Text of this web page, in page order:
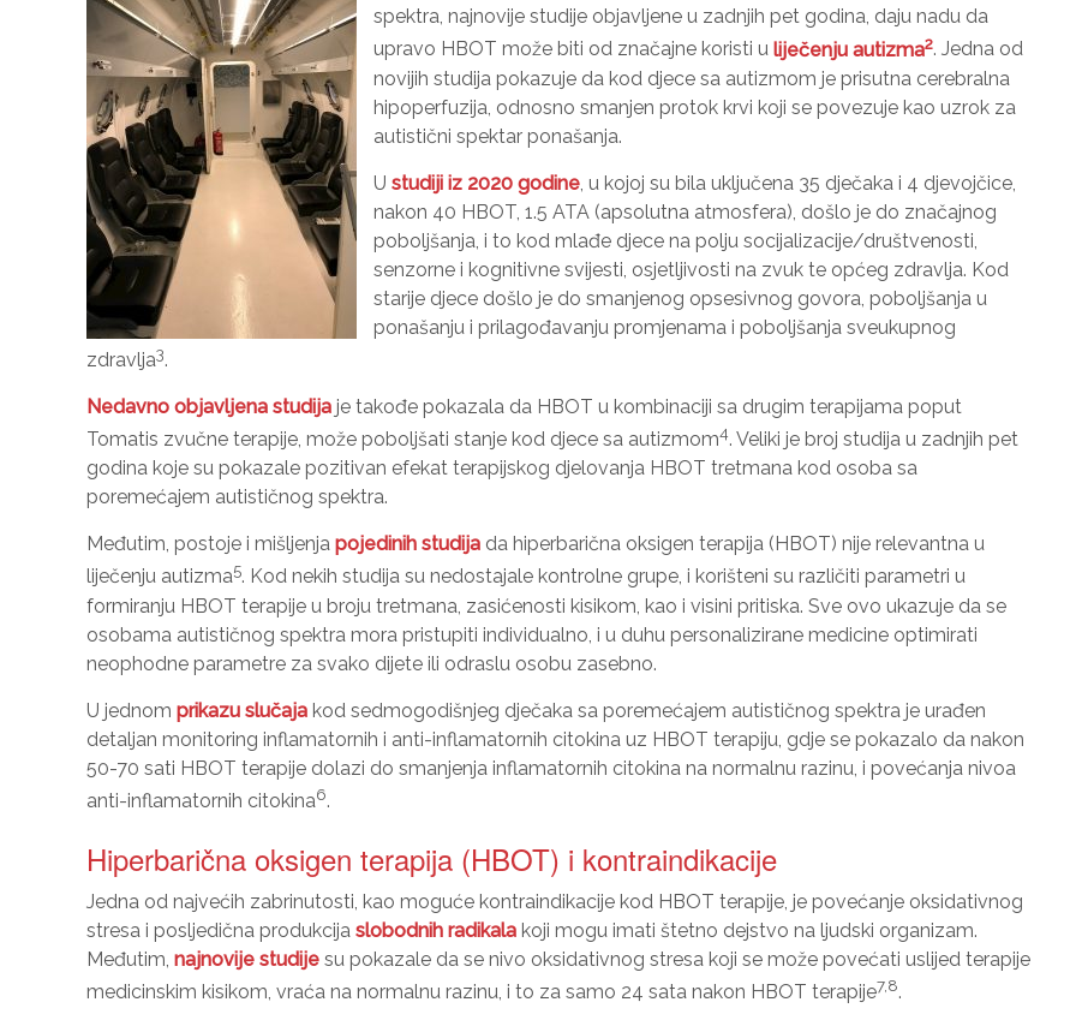
spektra, najnovije studije objavljene u zadnjih pet godina, daju nadu da
upravo HBOT može biti od značajne koristi u liječenju autizma2. Jedna od
novijih studija pokazuje da kod djece sa autizmom je prisutna cerebralna
hipoperfuzija, odnosno smanjen protok krvi koji se povezuje kao uzrok za
autistični spektar ponašanja.
U studiji iz 2020 godine , u kojoj su bila uključena 35 dječaka i 4 djevojčice,
nakon 40 HBOT, 1.5 ATA (apsolutna atmosfera), došlo je do značajnog
poboljšanja, i to kod mlađe djece na polju socijalizacije/društvenosti,
senzorne i kognitivne svijesti, osjetljivosti na zvuk te općeg zdravlja. Kod
starije djece došlo je do smanjenog opsesivnog govora, poboljšanja u
ponašanju i prilagođavanju promjenama i poboljšanja sveukupnog
zdravlja3.
Nedavno objavljena studija je takođe pokazala da HBOT u kombinaciji sa drugim terapijama poput
Tomatis zvučne terapije, može poboljšati stanje kod djece sa autizmom4. Veliki je broj studija u zadnjih pet
godina koje su pokazale pozitivan efekat terapijskog djelovanja HBOT tretmana kod osoba sa
poremećajem autističnog spektra.
Međutim, postoje i mišljenja pojedinih studija da hiperbarična oksigen terapija (HBOT) nije relevantna u
liječenju autizma5. Kod nekih studija su nedostajale kontrolne grupe, i korišteni su različiti parametri u
formiranju HBOT terapije u broju tretmana, zasićenosti kisikom, kao i visini pritiska. Sve ovo ukazuje da se
osobama autističnog spektra mora pristupiti individualno, i u duhu personalizirane medicine optimirati
neophodne parametre za svako dijete ili odraslu osobu zasebno.
U jednom prikazu slučaja kod sedmogodišnjeg dječaka sa poremećajem autističnog spektra je urađen
detaljan monitoring inflamatornih i anti-inflamatornih citokina uz HBOT terapiju, gdje se pokazalo da nakon
50-70 sati HBOT terapije dolazi do smanjenja inflamatornih citokina na normalnu razinu, i povećanja nivoa
anti-inflamatornih citokina6.
Hiperbarična oksigen terapija (HBOT) i kontraindikacije
Jedna od najvećih zabrinutosti, kao moguće kontraindikacije kod HBOT terapije, je povećanje oksidativnog
stresa i posljedična produkcija slobodnih radikala koji mogu imati štetno dejstvo na ljudski organizam.
Međutim, najnovije studije su pokazale da se nivo oksidativnog stresa koji se može povećati uslijed terapije
medicinskim kisikom, vraća na normalnu razinu, i to za samo 24 sata nakon HBOT terapije7,8.
funkcije
će
nestati s
stranice.
Marketing
Dijeljenjem
vaših
interesovanja i
ponašanja dok
posjećujete
našu stranicu,
vidite
personalizirani
sadržaj i
ponude.